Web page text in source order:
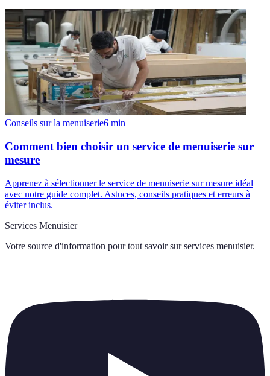
Conseils sur la menuiserie6 min
Comment bien choisir un service de menuiserie sur
mesure
Apprenez à sélectionner le service de menuiserie sur mesure idéal
avec notre guide complet. Astuces, conseils pratiques et erreurs à
éviter inclus.
Services Menuisier
Votre source d'information pour tout savoir sur services menuisier.